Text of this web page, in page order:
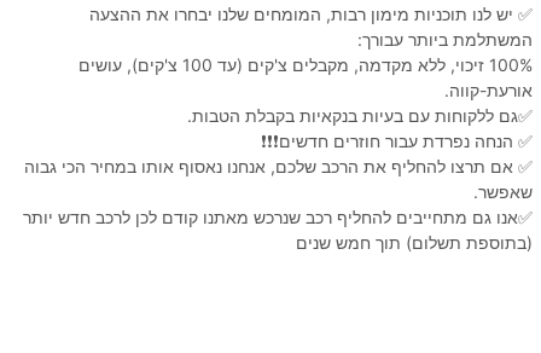
✅ יש לנו תוכניות מימון רבות, המומחים שלנו יבחרו את ההצעה
המשתלמת ביותר עבורך:
100% זיכוי, ללא מקדמה, מקבלים צ'קים (עד 100 צ'קים), עושים
אורעת-קווה.
✅גם ללקוחות עם בעיות בנקאיות בקבלת הטבות.
✅ הנחה נפרדת עבור חוזרים חדשים❗️❗️❗️
✅ אם תרצו להחליף את הרכב שלכם, אנחנו נאסוף אותו במחיר הכי גבוה
שאפשר.
✅אנו גם מתחייבים להחליף רכב שנרכש מאתנו קודם לכן לרכב חדש יותר
(בתוספת תשלום) תוך חמש שנים